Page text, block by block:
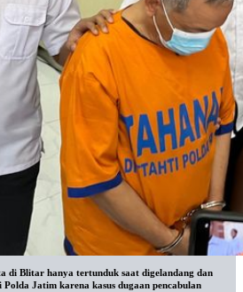
di Blitar hanya tertunduk saat digelandang dan
Jatim karena kasus dugaan pencabulan